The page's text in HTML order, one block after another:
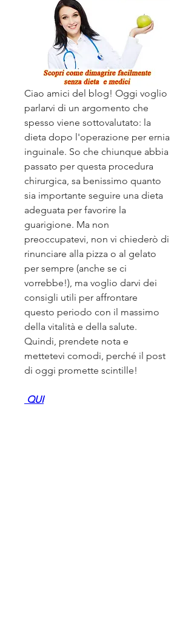
Ciao amici del blog! Oggi voglio
parlarvi di un argomento che
spesso viene sottovalutato: la
dieta dopo l'operazione per ernia
inguinale. So che chiunque abbia
passato per questa procedura
chirurgica, sa benissimo quanto
sia importante seguire una dieta
adeguata per favorire la
guarigione. Ma non
preoccupatevi, non vi chiederò di
rinunciare alla pizza o al gelato
per sempre (anche se ci
vorrebbe!), ma voglio darvi dei
consigli utili per affrontare
questo periodo con il massimo
della vitalità e della salute.
Quindi, prendete nota e
mettetevi comodi, perché il post
di oggi promette scintille!
QUI